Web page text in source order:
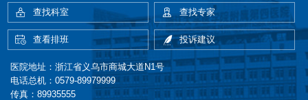
查找科室 查找专家
查看排班 投诉建议
医院地址：浙江省义乌市商城大道N1号
电话总机：0579-89979999
传真：89935555